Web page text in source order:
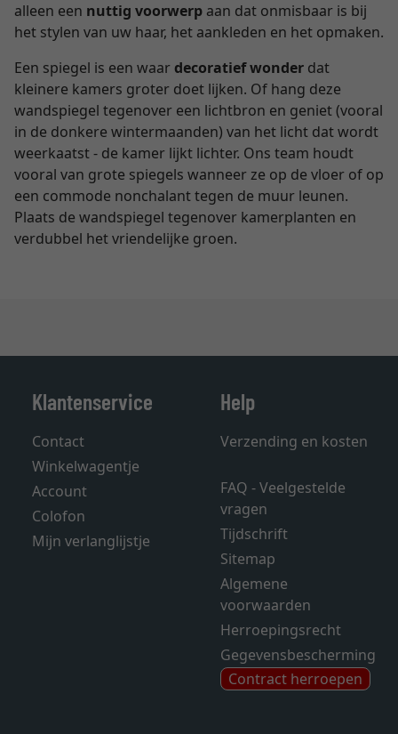
alleen een nuttig voorwerp aan dat onmisbaar is bij
het stylen van uw haar, het aankleden en het opmaken.
Een spiegel is een waardecoratief wonder dat
kleinere kamers groter doet lijken. Of hang deze
wandspiegel tegenover een lichtbron en geniet (vooral
in de donkere wintermaanden) van het licht dat wordt
weerkaatst - de kamer lijkt lichter. Ons team houdt
vooral van grote spiegels wanneer ze op de vloer of op
een commode nonchalant tegen de muur leunen.
Plaats de wandspiegel tegenover kamerplanten en
verdubbel het vriendelijke groen.
Klantenservice
Contact
Winkelwagentje
Account
Colofon
Mijn verlanglijstje
Help
Verzending en kosten
FAQ - Veelgestelde
vragen
Tijdschrift
Sitemap
Algemene
voorwaarden
Herroepingsrecht
Gegevensbescherming
Contract herroepen